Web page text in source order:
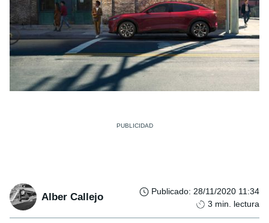
Alber Callejo Publicado: 28/11/2020 11:34
3 min. lectura